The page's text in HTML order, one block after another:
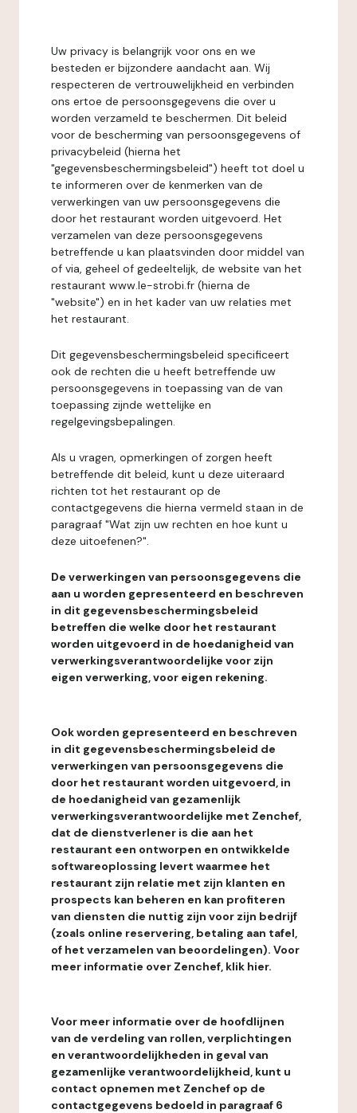
Uw privacy is belangrijk voor ons en we
besteden er bijzondere aandacht aan. Wij
respecteren de vertrouwelijkheid en verbinden
ons ertoe de persoonsgegevens die over u
worden verzameld te beschermen. Dit beleid
voor de bescherming van persoonsgegevens of
privacybeleid (hierna het
"gegevensbeschermingsbeleid") heeft tot doel u
te informeren over de kenmerken van de
verwerkingen van uw persoonsgegevens die
door het restaurant worden uitgevoerd. Het
verzamelen van deze persoonsgegevens
betreffende u kan plaatsvinden door middel van
of via, geheel of gedeeltelijk, de website van het
restaurant www.le-strobi.fr (hierna de
"website") en in het kader van uw relaties met
het restaurant.
Dit gegevensbeschermingsbeleid specificeert
ook de rechten die u heeft betreffende uw
persoonsgegevens in toepassing van de van
toepassing zijnde wettelijke en
regelgevingsbepalingen.
Als u vragen, opmerkingen of zorgen heeft
betreffende dit beleid, kunt u deze uiteraard
richten tot het restaurant op de
contactgegevens die hierna vermeld staan in de
paragraaf "Wat zijn uw rechten en hoe kunt u
deze uitoefenen?".
De verwerkingen van persoonsgegevens die
aan u worden gepresenteerd en beschreven
in dit gegevensbeschermingsbeleid
betreffen die welke door het restaurant
worden uitgevoerd in de hoedanigheid van
verwerkingsverantwoordelijke voor zijn
eigen verwerking, voor eigen rekening.
Ook worden gepresenteerd en beschreven
in dit gegevensbeschermingsbeleid de
verwerkingen van persoonsgegevens die
door het restaurant worden uitgevoerd, in
de hoedanigheid van gezamenlijk
verwerkingsverantwoordelijke met Zenchef,
dat de dienstverlener is die aan het
restaurant een ontworpen en ontwikkelde
softwareoplossing levert waarmee het
restaurant zijn relatie met zijn klanten en
prospects kan beheren en kan profiteren
van diensten die nuttig zijn voor zijn bedrijf
(zoals online reservering, betaling aan tafel,
of het verzamelen van beoordelingen). Voor
meer informatie over Zenchef, klik hier.
Voor meer informatie over de hoofdlijnen
van de verdeling van rollen, verplichtingen
en verantwoordelijkheden in geval van
gezamenlijke verantwoordelijkheid, kunt u
contact opnemen met Zenchef op de
contactgegevens bedoeld in paragraaf 6